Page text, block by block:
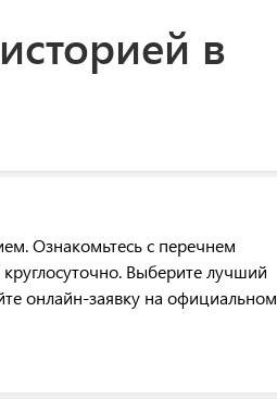
в
Ознакомьтесь с перечнем
Выберите лучший
онлайн-заявку на официальном